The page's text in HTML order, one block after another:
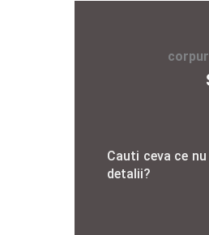
Cauti ceva ce
detalii?